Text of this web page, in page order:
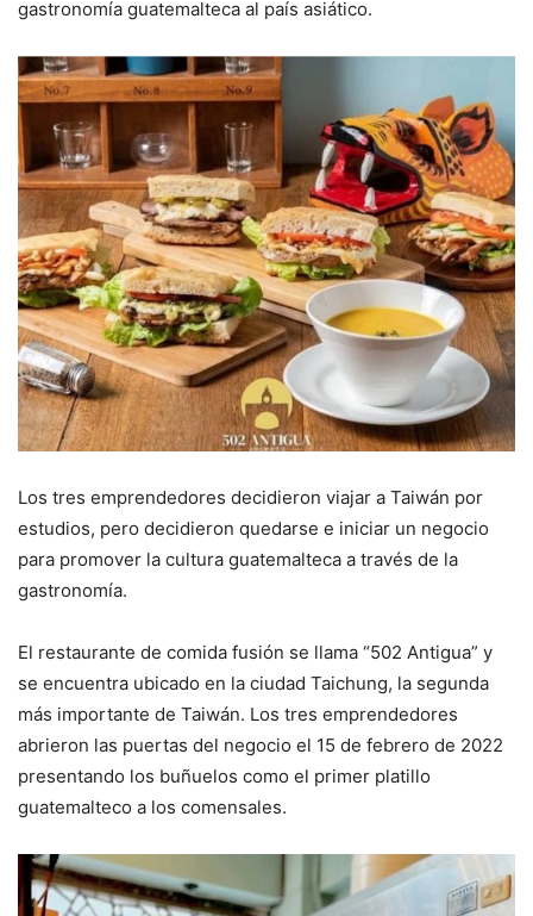
gastronomía guatemalteca al país asiático.
Los tres emprendedores decidieron viajar a Taiwán por
estudios, pero decidieron quedarse e iniciar un negocio
para promover la cultura guatemalteca a través de la
gastronomía.
El restaurante de comida fusión se llama “502 Antigua” y
se encuentra ubicado en la ciudad Taichung, la segunda
más importante de Taiwán. Los tres emprendedores
abrieron las puertas del negocio el 15 de febrero de 2022
presentando los buñuelos como el primer platillo
guatemalteco a los comensales.